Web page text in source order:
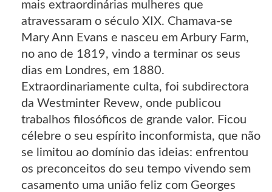
mais extraordinárias mulheres que
atravessaram o século XIX. Chamava-se
Mary Ann Evans e nasceu em Arbury Farm,
no ano de 1819, vindo a terminar os seus
dias em Londres, em 1880.
Extraordinariamente culta, foi subdirectora
da Westminter Revew, onde publicou
trabalhos filosóficos de grande valor. Ficou
célebre o seu espírito inconformista, que não
se limitou ao domínio das ideias: enfrentou
os preconceitos do seu tempo vivendo sem
casamento uma união feliz com Georges